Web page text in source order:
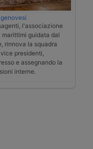
l'associazione
guidata dal
rinnova la squadra
presidenti,
e assegnando la
interne.